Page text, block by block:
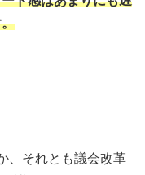
、それとも議会改革